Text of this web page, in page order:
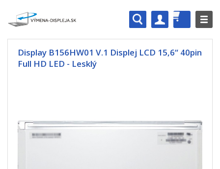
Display B156HW01 V.1 Displej LCD 15,6“ 40pin
Full HD LED - Lesklý